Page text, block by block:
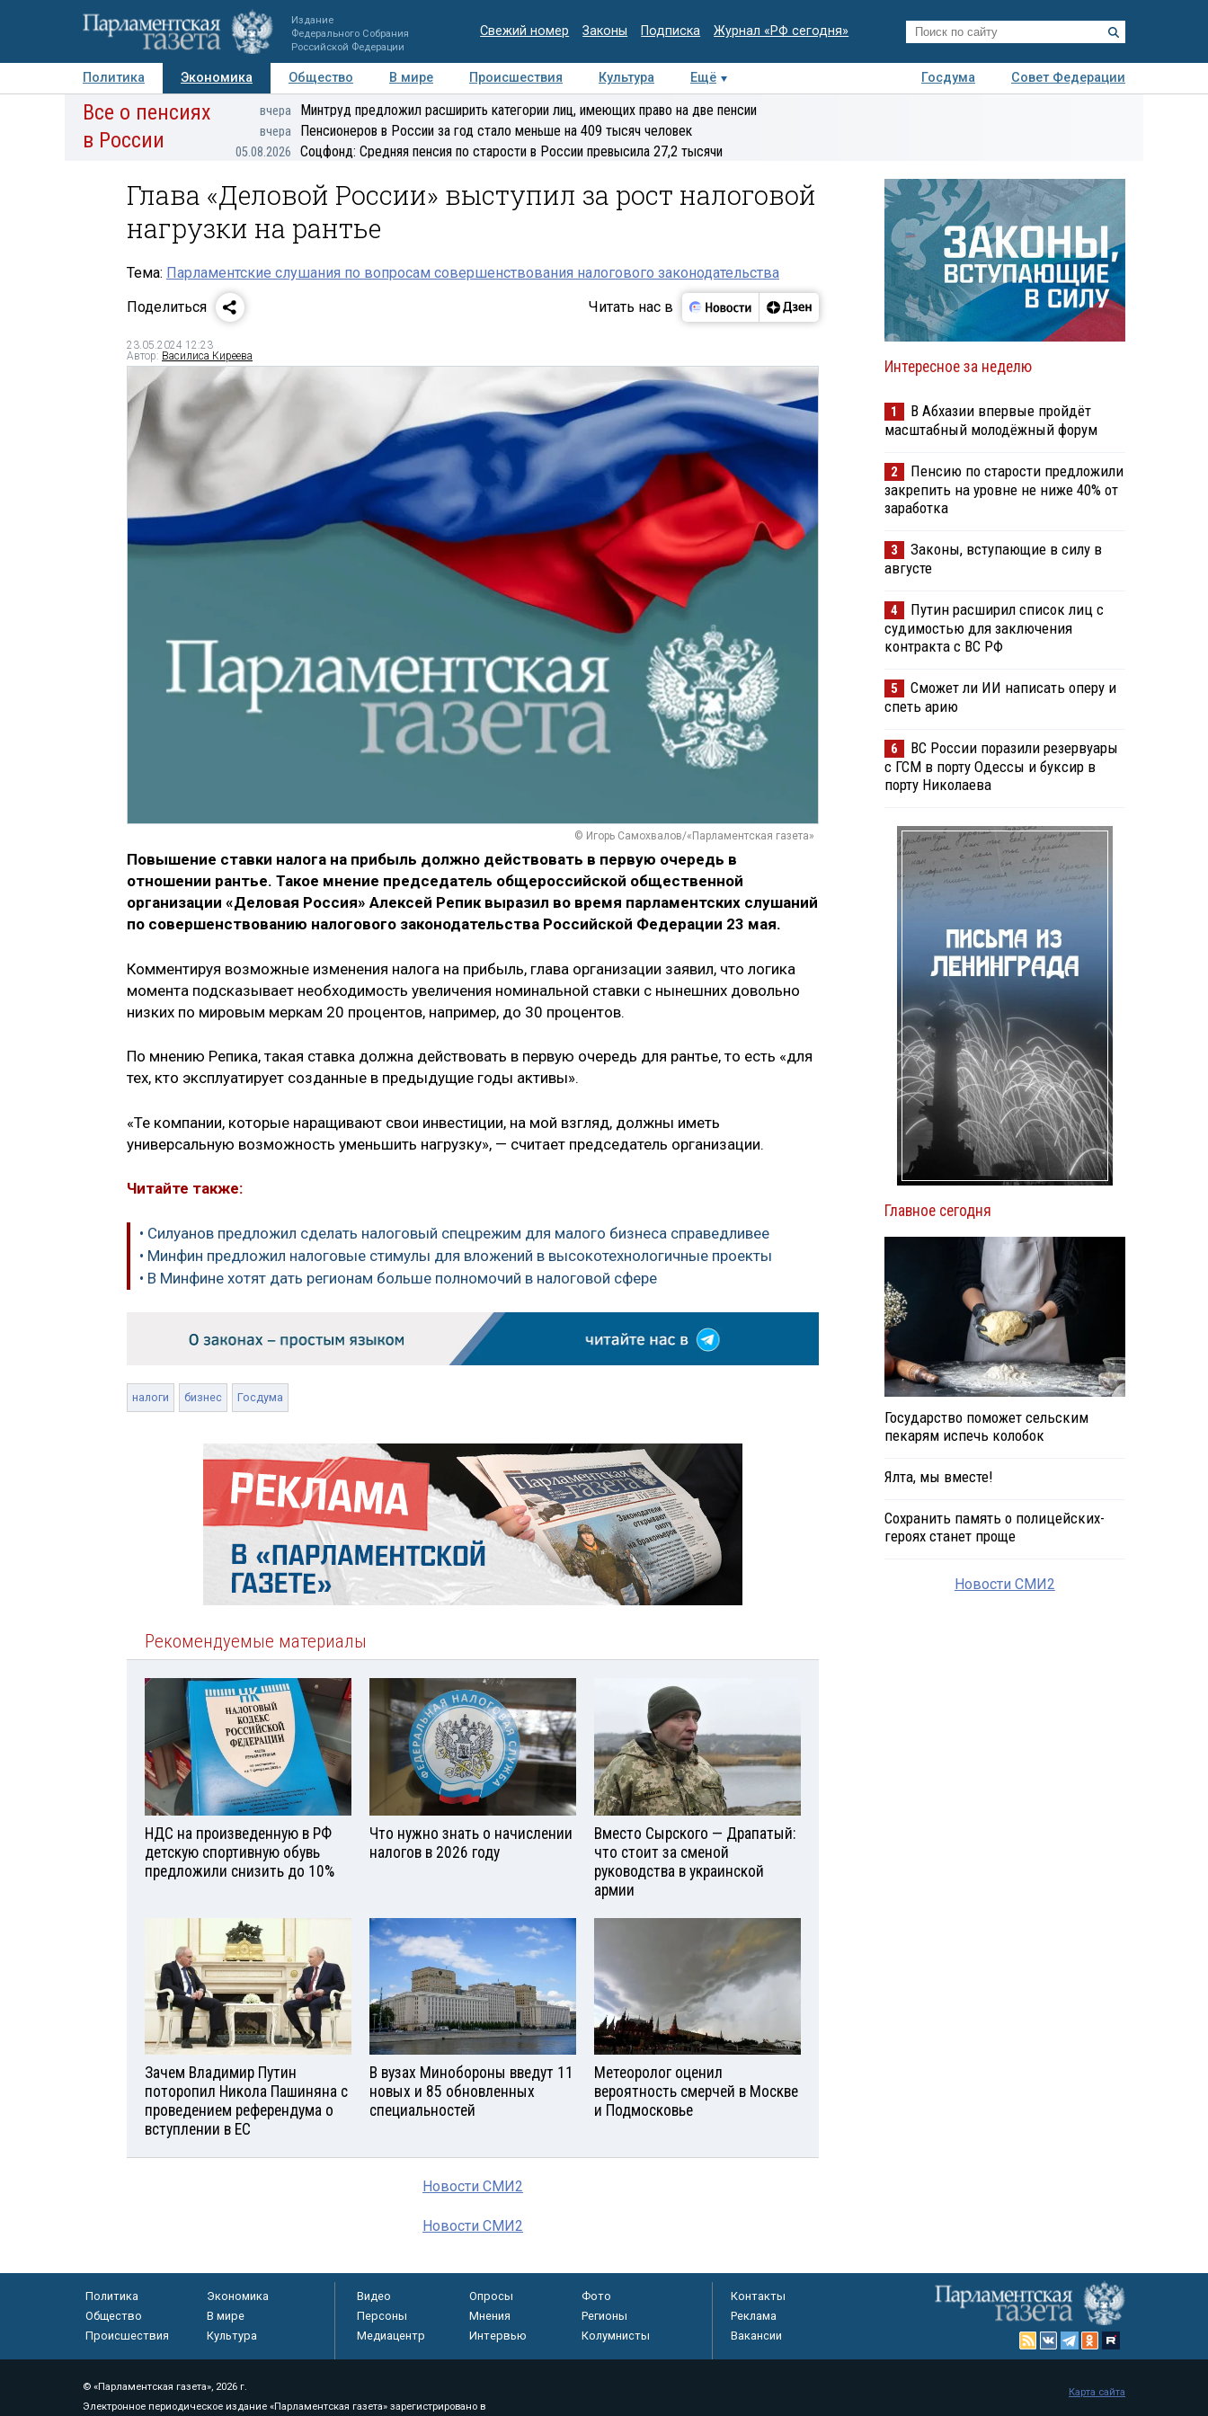
Издание
Федерального Собрания
Российской Федерации
Свежий номер Законы Подписка Журнал «РФ сегодня»
Политика Экономика Общество В мире Происшествия Культура Ещё Госдума
Совет Федерации
Авторы Персоны Мнения Регионы Медиацентр Интервью Колумнисты
Деловая
Все о пенсиях
в России
вчера Минтруд предложил расширить категории лиц, имеющих право на две пенсии
вчера Пенсионеров в России за год стало меньше на 409 тысяч человек
05.08.2026 Соцфонд: Средняя пенсия по старости в России превысила 27,2 тысячи
Глава «Деловой России» выступил за рост налоговой
нагрузки на рантье
Тема: Парламентские слушания по вопросам совершенствования налогового законодательства
Поделиться
Читать нас в
23.05.2024 12:23
Автор: Василиса Киреева
© Игорь Самохвалов/«Парламентская газета»
Повышение ставки налога на прибыль должно действовать в первую очередь в
отношении рантье. Такое мнение председатель общероссийской общественной
организации «Деловая Россия» Алексей Репик выразил во время парламентских слушаний
по совершенствованию налогового законодательства Российской Федерации 23 мая.
Комментируя возможные изменения налога на прибыль, глава организации заявил, что логика
момента подсказывает необходимость увеличения номинальной ставки с нынешних довольно
низких по мировым меркам 20 процентов, например, до 30 процентов.
По мнению Репика, такая ставка должна действовать в первую очередь для рантье, то есть «для
тех, кто эксплуатирует созданные в предыдущие годы активы».
«Те компании, которые наращивают свои инвестиции, на мой взгляд, должны иметь
универсальную возможность уменьшить нагрузку», — считает председатель организации.
Читайте также:
• Силуанов предложил сделать налоговый спецрежим для малого бизнеса справедливее
• Минфин предложил налоговые стимулы для вложений в высокотехнологичные проекты
• В Минфине хотят дать регионам больше полномочий в налоговой сфере
налоги бизнес Госдума
Рекомендуемые материалы
НДС на произведенную в РФ
детскую спортивную обувь
предложили снизить до 10%
Что нужно знать о начислении
налогов в 2026 году
Вместо Сырского — Драпатый:
что стоит за сменой
руководства в украинской
армии
Зачем Владимир Путин
поторопил Никола Пашиняна с
проведением референдума о
вступлении в ЕС
В вузах Минобороны введут 11
новых и 85 обновленных
специальностей
Метеоролог оценил
вероятность смерчей в Москве
и Подмосковье
Новости СМИ2
Новости СМИ2
Интересное за неделю
1
В Абхазии впервые пройдёт
масштабный молодёжный форум
2
Пенсию по старости предложили
закрепить на уровне не ниже 40% от
заработка
3
Законы, вступающие в силу в
августе
4
Путин расширил список лиц с
судимостью для заключения
контракта с ВС РФ
5
Сможет ли ИИ написать оперу и
спеть арию
6
ВС России поразили резервуары
с ГСМ в порту Одессы и буксир в
порту Николаева
Главное сегодня
Государство поможет сельским
пекарям испечь колобок
Ялта, мы вместе!
Сохранить память о полицейских-
героях станет проще
Новости СМИ2
Политика
Экономика
Общество
В мире
Происшествия
Культура
Видео Опросы
Фото
Персоны
Мнения
Регионы
Медиацентр
Интервью Колумнисты
Контакты
Реклама
Вакансии
© «Парламентская газета», 2026 г.
Электронное периодическое издание «Парламентская газета» зарегистрировано в
Карта сайта